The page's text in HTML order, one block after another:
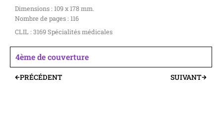
Dimensions : 109 x 178 mm.
Nombre de pages : 116
CLIL : 3169 Spécialités médicales
4ème de couverture
Précédent
PRÉCÉDENT SUIVANTSuivant